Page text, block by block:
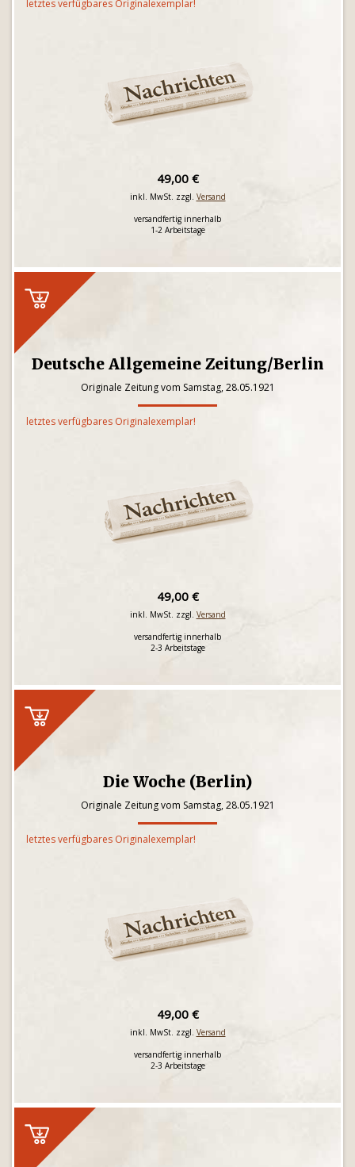
letztes verfügbares Originalexemplar!
49,00 €
inkl. MwSt. zzgl. Versand
versandfertig innerhalb
1-2 Arbeitstage
Deutsche Allgemeine Zeitung/Berlin
Originale Zeitung vom Samstag, 28.05.1921
letztes verfügbares Originalexemplar!
49,00 €
inkl. MwSt. zzgl. Versand
versandfertig innerhalb
2-3 Arbeitstage
Die Woche (Berlin)
Originale Zeitung vom Samstag, 28.05.1921
letztes verfügbares Originalexemplar!
49,00 €
inkl. MwSt. zzgl. Versand
versandfertig innerhalb
2-3 Arbeitstage